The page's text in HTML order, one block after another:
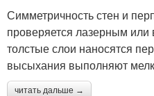
Симметричность стен и
проверяется лазерным
толстые слои наносятся
высыхания выполняют
читать дальше →